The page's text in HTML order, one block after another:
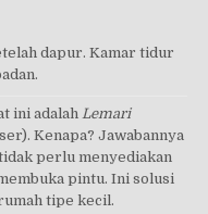
dapur. Kamar tidur
ini adalah Lemari
Kenapa? Jawabannya
perlu menyediakan
pintu. Ini solusi
tipe kecil.